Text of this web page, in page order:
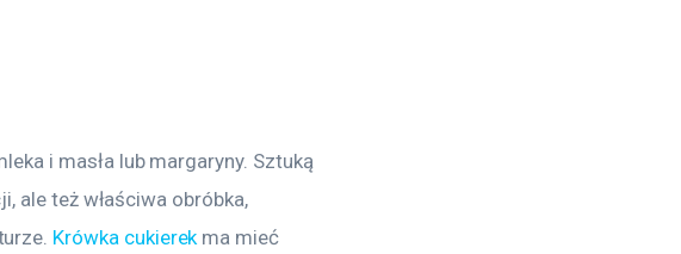
i masła lub margaryny. Sztuką
ale też właściwa obróbka,
Krówka cukierek ma mieć